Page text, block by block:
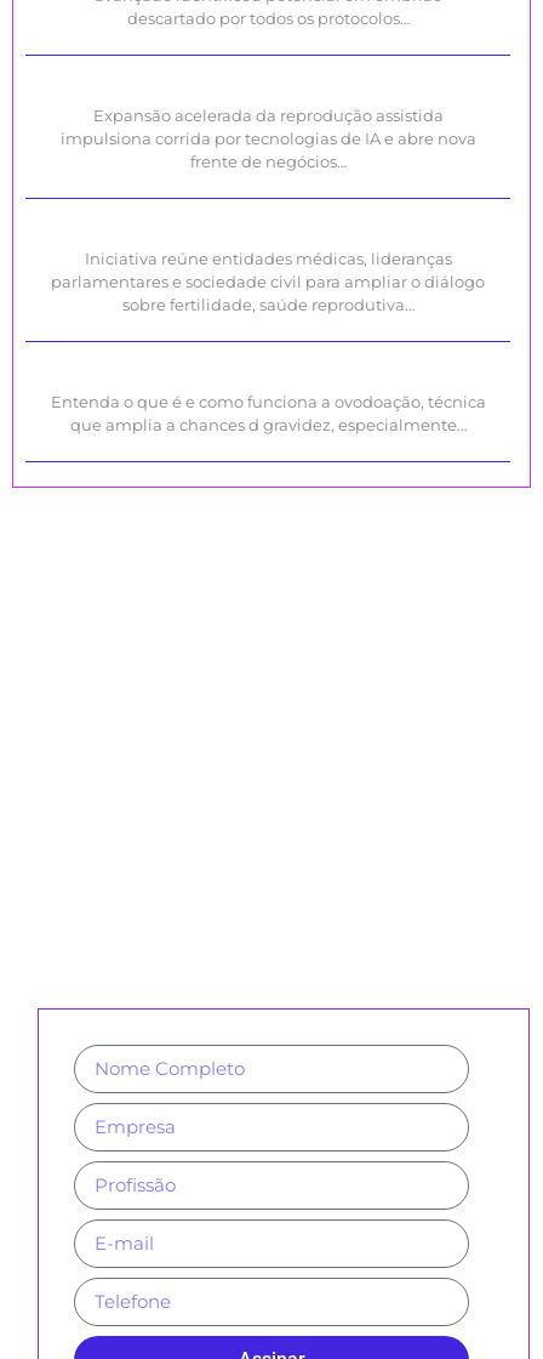
descartado por todos os protocolos…
Expansão acelerada da reprodução assistida
impulsiona corrida por tecnologias de IA e abre nova
frente de negócios…
Iniciativa reúne entidades médicas, lideranças
parlamentares e sociedade civil para ampliar o diálogo
sobre fertilidade, saúde reprodutiva…
Entenda o que é e como funciona a ovodoação, técnica
que amplia a chances d gravidez, especialmente…